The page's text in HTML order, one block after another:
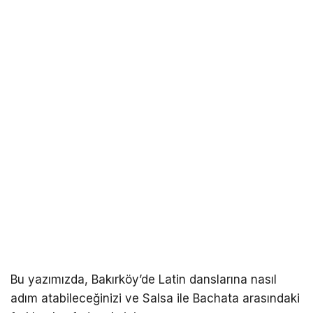
Bu yazımızda, Bakırköy’de Latin danslarına nasıl
adım atabileceğinizi ve Salsa ile Bachata arasındaki